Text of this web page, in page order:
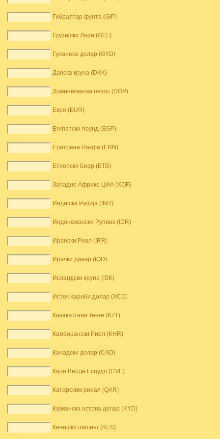
Гибралтар фунта (GIP)
Грузијски Лари (GEL)
Гуианесе долар (GYD)
Данска круна (DKK)
Доминиканска пезос (DOP)
Евро (EUR)
Египатски поунд (EGP)
Еритреан Накфа (ERN)
Етиопски Бирр (ETB)
Западне Африке ЦФА (XOF)
Индијска Рупија (INR)
Индонежански Рупиах (IDR)
Ирански Риал (IRR)
Ирачки динар (IQD)
Исландски круна (ISK)
Исток Кариби долар (XCD)
Казакхстани Тенге (KZT)
Камбоџански Риел (KHR)
Канадски долар (CAD)
Капе Верде Есцудо (CVE)
Катарским рииал (QAR)
Кајманска острва долар (KYD)
Кенијски шилинг (KES)